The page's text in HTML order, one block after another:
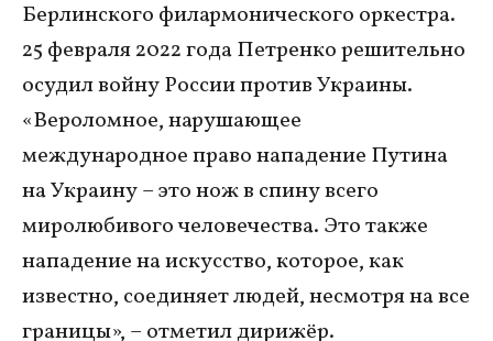
Берлинского филармонического оркестра.
25 февраля 2022 года Петренко решительно
осудил войну России против Украины.
«Вероломное, нарушающее
международное право нападение Путина
на Украину – это нож в спину всего
миролюбивого человечества. Это также
нападение на искусство, которое, как
известно, соединяет людей, несмотря на все
границы», – отметил дирижёр.